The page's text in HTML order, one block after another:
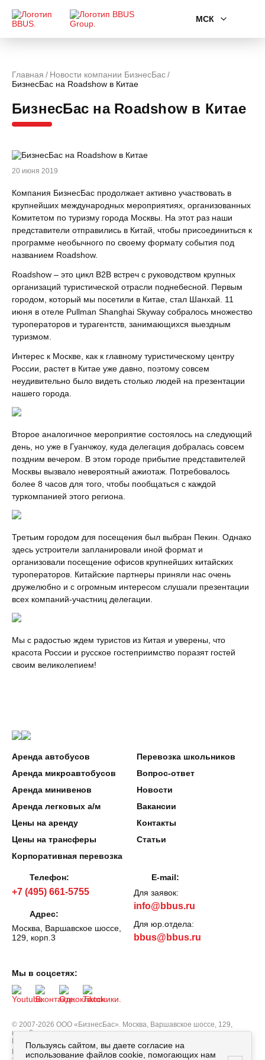
МСК
Главная
Новости компании БизнесБас
БизнесБас на Roadshow в Китае
БизнесБас на Roadshow в Китае
20 июня 2019
Компания БизнесБас продолжает активно участвовать в
крупнейших международных мероприятиях, организованных
Комитетом по туризму города Москвы. На этот раз наши
представители отправились в Китай, чтобы присоединиться к
программе необычного по своему формату события под
названием Roadshow.
Roadshow – это цикл B2B встреч с руководством крупных
организаций туристической отрасли поднебесной. Первым
городом, который мы посетили в Китае, стал Шанхай. 11
июня в отеле Pullman Shanghai Skyway собралось множество
туроператоров и турагентств, занимающихся выездным
туризмом.
Интерес к Москве, как к главному туристическому центру
России, растет в Китае уже давно, поэтому совсем
неудивительно было видеть столько людей на презентации
нашего города.
Второе аналогичное мероприятие состоялось на следующий
день, но уже в Гуанчжоу, куда делегация добралась совсем
поздним вечером. В этом городе прибытие представителей
Москвы вызвало невероятный ажиотаж. Потребовалось
более 8 часов для того, чтобы пообщаться с каждой
туркомпанией этого региона.
Третьим городом для посещения был выбран Пекин. Однако
здесь устроители запланировали иной формат и
организовали посещение офисов крупнейших китайских
туроператоров. Китайские партнеры приняли нас очень
дружелюбно и с огромным интересом слушали презентации
всех компаний-участниц делегации.
Мы с радостью ждем туристов из Китая и уверены, что
красота России и русское гостеприимство поразят гостей
своим великолепием!
Аренда автобусов
Аренда микроавтобусов
Аренда минивенов
Аренда легковых а/м
Цены на аренду
Цены на трансферы
Корпоративная перевозка
Перевозка школьников
Вопрос-ответ
Новости
Вакансии
Контакты
Статьи
Телефон:
+7 (495) 661-5755
Адрес:
Москва, Варшавское шоссе,
129, корп.3
E-mail:
Для заявок:
info@bbus.ru
Для юр.отдела:
bbus@bbus.ru
© 2007-2026 ООО «БизнесБас». Москва, Варшавское шоссе, 129,
корп.3.
Все права защищены.
Вся информация, опубликованная на сайте bbus.ru, в т.ч. цены
Мы в соцсетях:
Пользуясь сайтом, вы даете согласие на
использование файлов cookie, помогающих нам